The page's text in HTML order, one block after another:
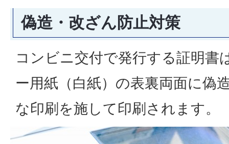
偽造・改ざん防止対策
コンビニ交付で発行する証明書
ー用紙（白紙）の表裏両面に偽
な印刷を施して印刷されます。